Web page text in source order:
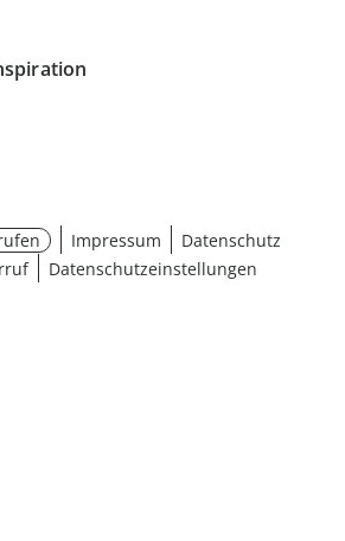
Impressum
Datenschutz
Datenschutzeinstellungen